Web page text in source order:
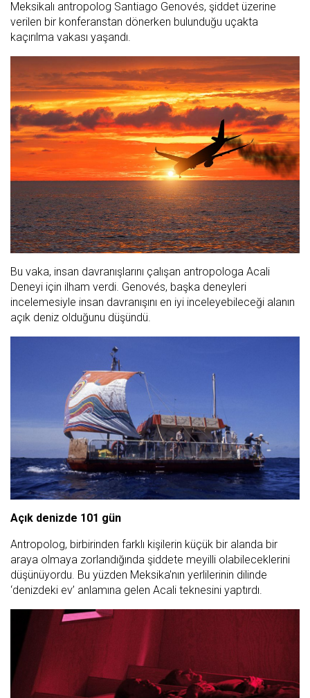
Meksikalı antropolog Santiago Genovés, şiddet üzerine
verilen bir konferanstan dönerken bulunduğu uçakta
kaçırılma vakası yaşandı.
Bu vaka, insan davranışlarını çalışan antropologa Acali
Deneyi için ilham verdi. Genovés, başka deneyleri
incelemesiyle insan davranışını en iyi inceleyebileceği alanın
açık deniz olduğunu düşündü.
Açık denizde 101 gün
Antropolog, birbirinden farklı kişilerin küçük bir alanda bir
araya olmaya zorlandığında şiddete meyilli olabileceklerini
düşünüyordu. Bu yüzden Meksika'nın yerlilerinin dilinde
‘denizdeki ev’ anlamına gelen Acali teknesini yaptırdı.